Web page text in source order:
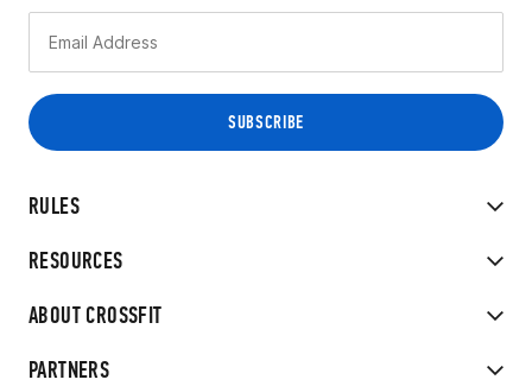
RULES
RESOURCES
ABOUT CROSSFIT
PARTNERS